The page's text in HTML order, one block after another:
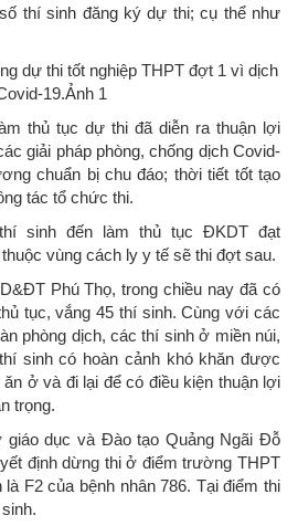
thí sinh đăng ký dự thi; cụ thể như
thủ tục dự thi đã diễn ra thuận lợi
giải pháp phòng, chống dịch Covid-
chuẩn bị chu đáo; thời tiết tốt tạo
tác tổ chức thi.
sinh đến làm thủ tục ĐKDT đạt
vùng cách ly y tế sẽ thi đợt sau.
Phú Thọ, trong chiều nay đã có
tục, vắng 45 thí sinh. Cùng với các
phòng dịch, các thí sinh ở miền núi,
sinh có hoàn cảnh khó khăn được
ở và đi lại để có điều kiện thuận lợi
trọng.
giáo dục và Đào tạo Quảng Ngãi Đỗ
định dừng thi ở điểm trường THPT
F2 của bệnh nhân 786. Tại điểm thi